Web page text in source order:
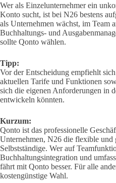
Wer als Einzelunternehmer ein
Konto sucht, ist bei N26 bestens
als Unternehmen wächst, im Team
Buchhaltungs- und
sollte Qonto wählen.
Tipp:
Vor der Entscheidung empfiehlt
aktuellen Tarife und Funktionen
sich die eigenen Anforderungen in
entwickeln könnten.
Kurzum:
Qonto ist das professionelle
Unternehmen, N26 die flexible
Selbstständige. Wer auf
Buchhaltungsintegration und
fährt mit Qonto besser. Für alle
kostengünstige Wahl.